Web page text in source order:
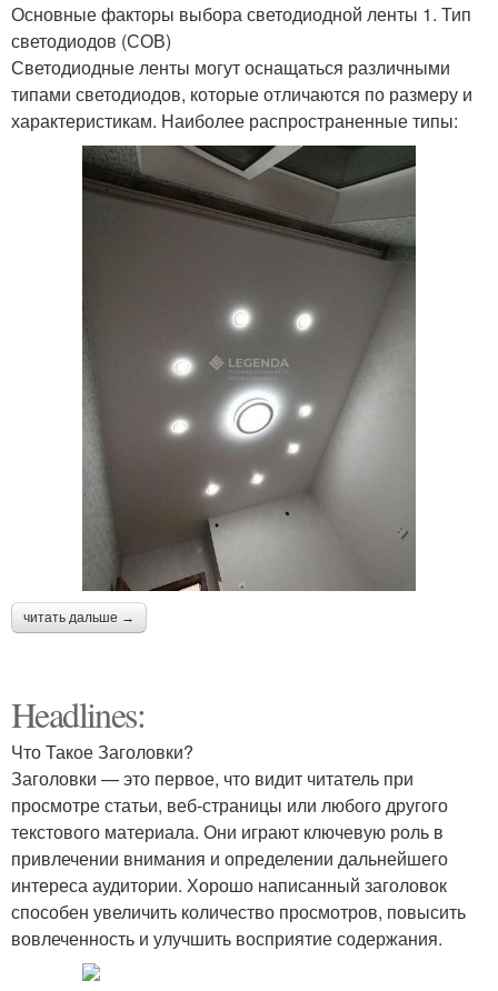
Основные факторы выбора светодиодной ленты 1. Тип
светодиодов (СОВ)
Светодиодные ленты могут оснащаться различными
типами светодиодов, которые отличаются по размеру и
характеристикам. Наиболее распространенные типы:
читать дальше →
Headlines:
Что Такое Заголовки?
Заголовки — это первое, что видит читатель при
просмотре статьи, веб-страницы или любого другого
текстового материала. Они играют ключевую роль в
привлечении внимания и определении дальнейшего
интереса аудитории. Хорошо написанный заголовок
способен увеличить количество просмотров, повысить
вовлеченность и улучшить восприятие содержания.